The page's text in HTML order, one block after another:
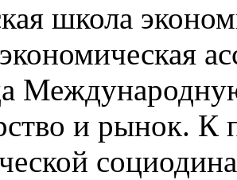
школа
и рынок. К